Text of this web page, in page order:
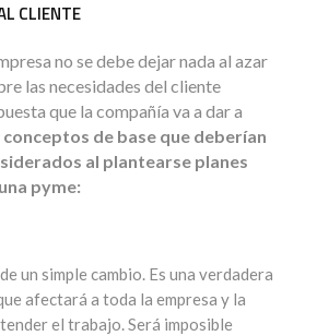
CLIENTE
no se debe dejar nada al azar
las necesidades del cliente
que la compañía va a dar a
conceptos de base que deberían
al plantearse planes
pyme:
un simple cambio. Es una verdadera
afectará a toda la empresa y la
el trabajo. Será imposible